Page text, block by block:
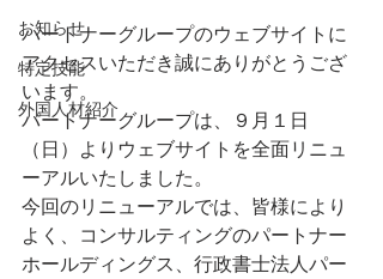
お知らせ
特定技能
外国人材紹介
パートナーグループのウェブサイトに
アクセスいただき誠にありがとうござ
います。
パートナーグループは、９月１日
（日）よりウェブサイトを全面リニュ
ーアルいたしました。
今回のリニューアルでは、皆様により
よく、コンサルティングのパートナー
ホールディングス、行政書士法人パー